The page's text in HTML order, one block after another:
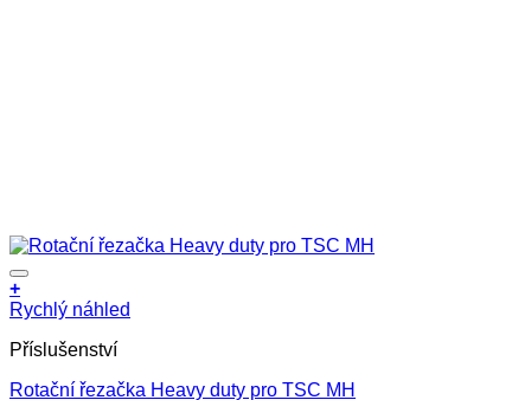
+
Rychlý náhled
Příslušenství
Rotační řezačka Heavy duty pro TSC MH